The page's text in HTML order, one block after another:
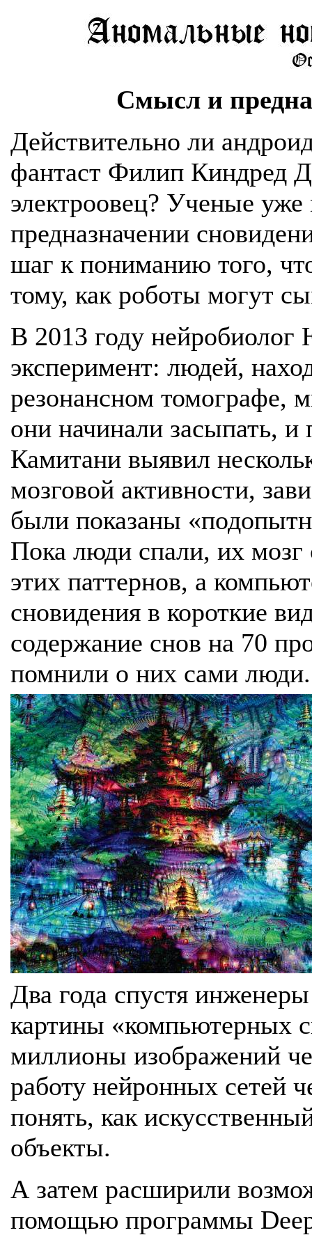
Смысл и
Действительно ли
фантаст Филип Киндред
электроовец? Ученые
предназначении
шаг к пониманию того,
тому, как роботы могут
В 2013 году
эксперимент: людей,
резонансном томографе,
они начинали засыпать,
Камитани выявил
мозговой активности,
были показаны
Пока люди спали, их мозг
этих паттернов, а
сновидения в короткие
содержание снов на 70
помнили о них сами люди.
Два года спустя
картины «компьютерных
миллионы изображений
работу нейронных сетей
понять, как
объекты.
А затем расширили
помощью программы